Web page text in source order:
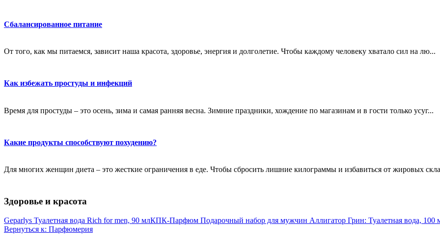
Сбалансированное питание
От того, как мы питаемся, зависит наша красота, здоровье, энергия и долголетие. Чтобы каждому человеку хватало сил на лю...
Как избежать простуды и инфекций
Время для простуды – это осень, зима и самая ранняя весна. Зимние праздники, хождение по магазинам и в гости только усуг...
Какие продукты способствуют похудению?
Для многих женщин диета – это жесткие ограничения в еде. Чтобы сбросить лишние килограммы и избавиться от жировых
Здоровье и красота
Geparlys Туалетная вода Rich for men, 90 млКПК-Парфюм Подарочный набор для мужчин Аллигатор Грин: Туалетная вода, 100
Вернуться к: Парфюмерия